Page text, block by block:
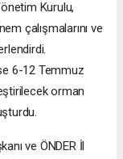
Kurulu,
çalışmalarını ve
6-12 Temmuz
orman
ve ÖNDER İl